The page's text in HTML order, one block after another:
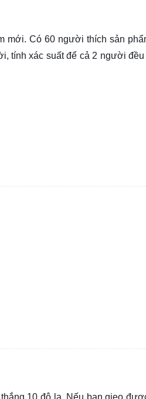
mới. Có 60 người thích sản
tính xác suất để cả 2 người đều
10 đô la. Nếu bạn gieo